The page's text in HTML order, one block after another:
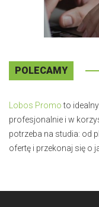
POLECAMY
Lobos Promoto
profesjonalnie i w
potrzeba na studia: od
ofertę i przekonaj się o